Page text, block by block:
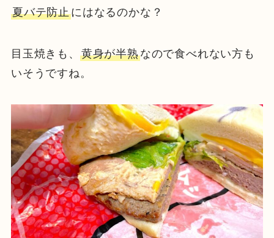
夏バテ防止にはなるのかな？
目玉焼きも、 黄身が半熟なので食べれない方も
いそうですね。